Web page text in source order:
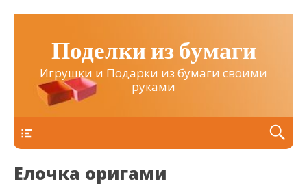
Поделки из бумаги
Игрушки и Подарки из бумаги своими
руками
Елочка оригами